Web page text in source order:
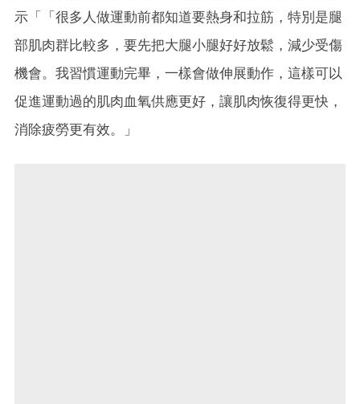
示「「很多人做運動前都知道要熱身和拉筋，特別是腿
部肌肉群比較多，要先把大腿小腿好好放鬆，減少受傷
機會。我習慣運動完畢，一樣會做伸展動作，這樣可以
促進運動過的肌肉血氧供應更好，讓肌肉恢復得更快，
消除疲勞更有效。」